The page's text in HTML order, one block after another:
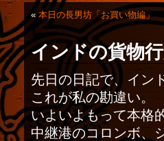
«本日の長男坊「お買い物編」
インドの貨物
先日の日記で、イン
これが私の勘違い。
いよいよもって本格
中継港のコロンボ、